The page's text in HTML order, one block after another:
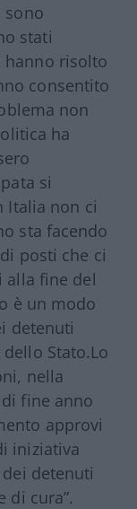
sono
stati
hanno risolto
consentito
non
ha
si
Italia non ci
sta facendo
posti che ci
alla fine del
è un modo
detenuti
Stato.Lo
, nella
fine anno
approvi
iniziativa
detenuti
di cura”.